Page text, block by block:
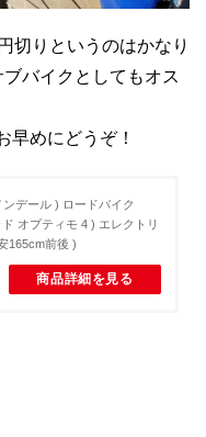
切りというのはかなり
バイクとしてもオス
早めにどうぞ！
デール ) ロードバイク
オプティモ 4 ) エレクトリ
165cm前後 )
商品詳細を見る